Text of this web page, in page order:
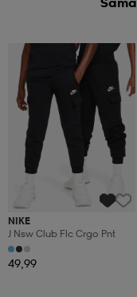
NIKE
J Nsw Club Flc Crgo Pnt
49,99